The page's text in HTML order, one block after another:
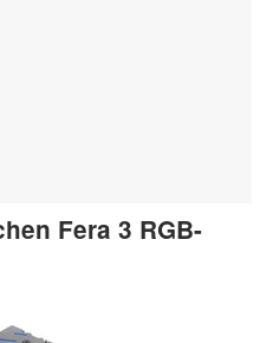
Fera 3 RGB-